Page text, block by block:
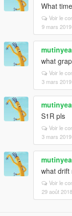
What
Voir le
9 mars 2019
what
Voir le
3 mars 2019
S1R pls
Voir le
3 mars 2019
what drift
Voir le
29 août 2018